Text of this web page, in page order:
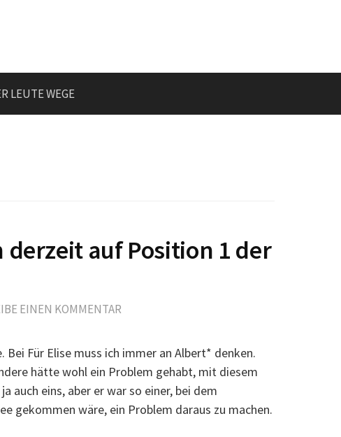
LEUTE WEGE
derzeit auf Position 1 der
EINEN KOMMENTAR
Bei Für Elise muss ich immer an Albert* denken.
hätte wohl ein Problem gehabt, mit diesem
auch eins, aber er war so einer, bei dem
gekommen wäre, ein Problem daraus zu machen.